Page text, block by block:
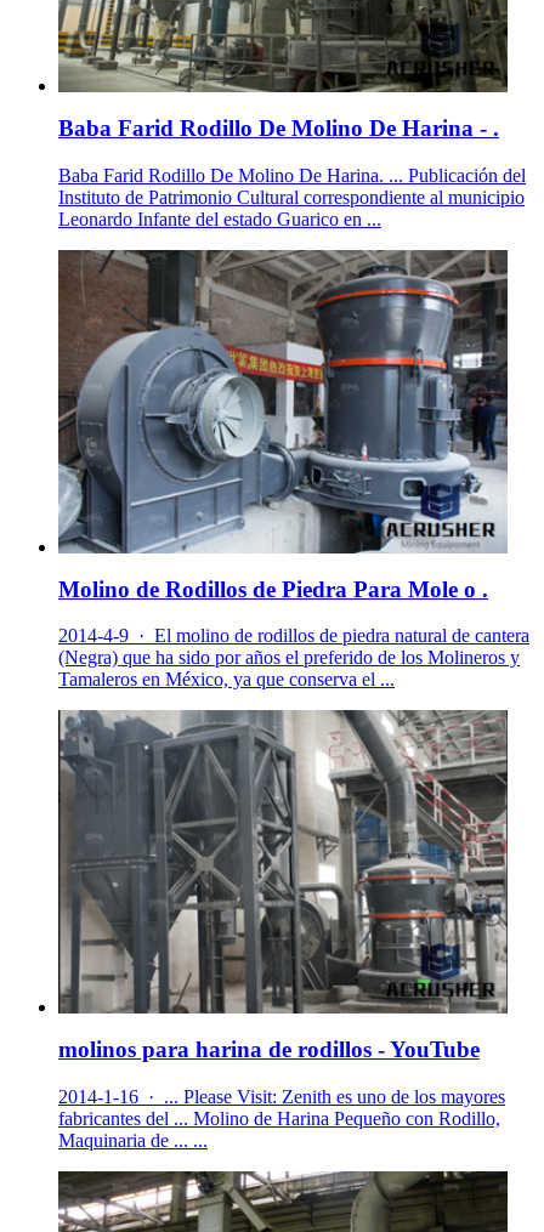
Baba Farid Rodillo De Molino De Harina - .
Baba Farid Rodillo De Molino De Harina. ... Publicación del
Instituto de Patrimonio Cultural correspondiente al municipio
Leonardo Infante del estado Guarico en ...
Molino de Rodillos de Piedra Para Mole o .
2014-4-9 · El molino de rodillos de piedra natural de cantera
(Negra) que ha sido por años el preferido de los Molineros y
Tamaleros en México, ya que conserva el ...
molinos para harina de rodillos - YouTube
2014-1-16 · ... Please Visit: Zenith es uno de los mayores
fabricantes del ... Molino de Harina Pequeño con Rodillo,
Maquinaria de ... ...